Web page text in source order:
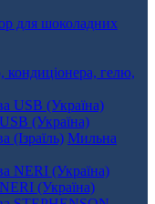
для шоколадних
гелю,
(Україна)
Мильна
(Україна)